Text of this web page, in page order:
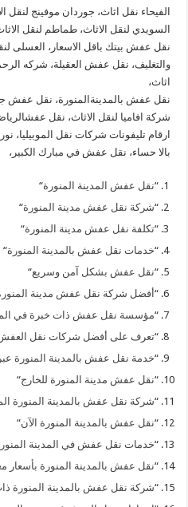
الفيحاء نقل اثاث، جوردان موفينج لنقل
السويدي لنقل الاثاث، طماطم لنقل
نقل عفش بيتك باقل الاسعار، العسلى
والتغليف، نقل عفش العقيلة، شركه
اثاث،
نقل عفش بالمدينةالمنورة، نقل عفش
شركة افاميا لنقل الاثاث، نقل
ارقام تليفونات شركات نقل
بالا حساء، نقل عفش في مبارك الكبير،
“نقل عفش المدينة المنورة“
“شركة نقل عفش مدينة المنورة“
“تكلفة نقل عفش مدينة المنورة“
“خدمات نقل عفش بالمدينة المنورة“
“نقل عفش بشكل آمن وسريع“
“أفضل شركة نقل عفش مدينة
“مؤسسة نقل عفش ذات خبرة في
“تعرف على أفضل شركات نقل العفش
“خدمة نقل عفش بالمدينة المنورة
“نقل عفش مدينة المنورة للخارج“
“شركة نقل عفش بالمدينة المنورة
“نقل عفش بالمدينة المنورة الآن“
“خدمات نقل عفش في المدينة
“نقل عفش بالمدينة المنورة بأسعار
“شركة نقل عفش بالمدينة المنورة